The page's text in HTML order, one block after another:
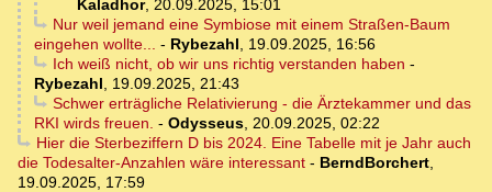
Kaladhor, 20.09.2025, 15:01
Nur weil jemand eine Symbiose mit einem Straßen-Baum
eingehen wollte... - Rybezahl, 19.09.2025, 16:56
Ich weiß nicht, ob wir uns richtig verstanden haben -
Rybezahl, 19.09.2025, 21:43
Schwer erträgliche Relativierung - die Ärztekammer und das
RKI wirds freuen. - Odysseus, 20.09.2025, 02:22
Hier die Sterbeziffern D bis 2024. Eine Tabelle mit je Jahr auch
die Todesalter-Anzahlen wäre interessant - BerndBorchert,
19.09.2025, 17:59